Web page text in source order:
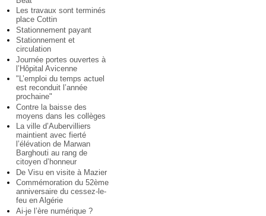
Les travaux sont terminés
place Cottin
Stationnement payant
Stationnement et
circulation
Journée portes ouvertes à
l’Hôpital Avicenne
"L’emploi du temps actuel
est reconduit l’année
prochaine"
Contre la baisse des
moyens dans les collèges
La ville d’Aubervilliers
maintient avec fierté
l’élévation de Marwan
Barghouti au rang de
citoyen d’honneur
De Visu en visite à Mazier
Commémoration du 52ème
anniversaire du cessez-le-
feu en Algérie
Ai-je l’ère numérique ?